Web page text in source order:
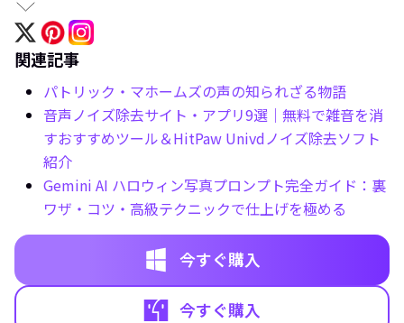
関連記事
パトリック・マホームズの声の知られざる物語
音声ノイズ除去サイト・アプリ9選｜無料で雑音を消
すおすすめツール＆HitPaw Univdノイズ除去ソフト
紹介
Gemini AI ハロウィン写真プロンプト完全ガイド：裏
ワザ・コツ・高級テクニックで仕上げを極める
今すぐ購入
今すぐ購入